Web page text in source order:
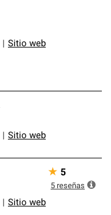
Sitio web
Sitio web
Sitio web
★ 5
5 reseñas